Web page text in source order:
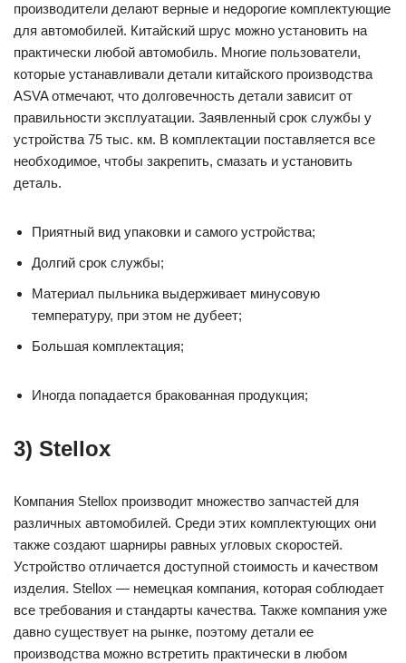
производители делают верные и недорогие комплектующие
для автомобилей. Китайский шрус можно установить на
практически любой автомобиль. Многие пользователи,
которые устанавливали детали китайского производства
ASVA отмечают, что долговечность детали зависит от
правильности эксплуатации. Заявленный срок службы у
устройства 75 тыс. км. В комплектации поставляется все
необходимое, чтобы закрепить, смазать и установить
деталь.
Приятный вид упаковки и самого устройства;
Долгий срок службы;
Материал пыльника выдерживает минусовую
температуру, при этом не дубеет;
Большая комплектация;
Иногда попадается бракованная продукция;
3) Stellox
Компания Stellox производит множество запчастей для
различных автомобилей. Среди этих комплектующих они
также создают шарниры равных угловых скоростей.
Устройство отличается доступной стоимость и качеством
изделия. Stellox — немецкая компания, которая соблюдает
все требования и стандарты качества. Также компания уже
давно существует на рынке, поэтому детали ее
производства можно встретить практически в любом